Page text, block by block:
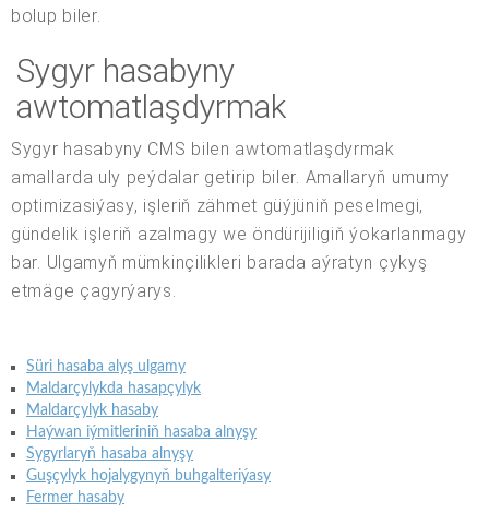
bolup biler.
Sygyr hasabyny
awtomatlaşdyrmak
Sygyr hasabyny CMS bilen awtomatlaşdyrmak
amallarda uly peýdalar getirip biler. Amallaryň umumy
optimizasiýasy, işleriň zähmet güýjüniň peselmegi,
gündelik işleriň azalmagy we öndürijiligiň ýokarlanmagy
bar. Ulgamyň mümkinçilikleri barada aýratyn çykyş
etmäge çagyrýarys.
Süri hasaba alyş ulgamy
Maldarçylykda hasapçylyk
Maldarçylyk hasaby
Haýwan iýmitleriniň hasaba alnyşy
Sygyrlaryň hasaba alnyşy
Guşçylyk hojalygynyň buhgalteriýasy
Fermer hasaby